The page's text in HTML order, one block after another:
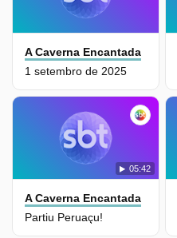
A Caverna Encantada
1 setembro de 2025
05:42
A Caverna Encantada
Partiu Peruaçu!